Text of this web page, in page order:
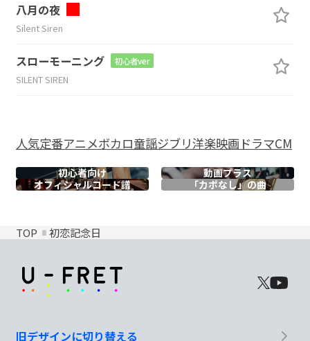
八月の夜
Silent Siren
スローモーニング 初心者ver
SILENT SIREN
人気定番アニメボカロ童謡ジブリ洋楽映画ドラマCM
初心者向け
動画プラス
オフィシャルコード譜 「カポなし」の曲
TOP 初恋記念日
旧デザインに切り替える